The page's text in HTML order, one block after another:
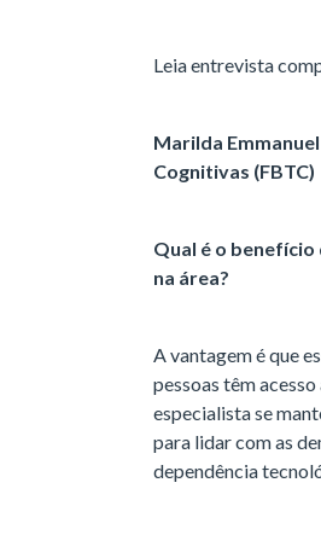
Leia entrevista
Marilda
Cognitivas (FBTC)
Qual é o
na área?
A vantagem é que
pessoas têm
especialista se
para lidar com as
dependência